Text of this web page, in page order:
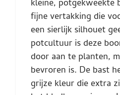
kleine, potgekweekte
fijne vertakking die
een sierlijk silhouet
potcultuur is deze
door aan te planten,
bevroren is. De bast
grijze kleur die extra